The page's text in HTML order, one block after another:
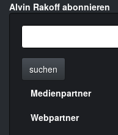
Alvin Rakoff abonnieren
suchen
Menülinks
rechte
Medienpartner
Webpartner